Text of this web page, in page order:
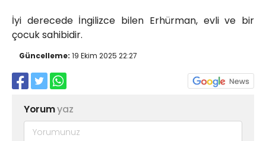
İyi derecede İngilizce bilen Erhürman, evli ve bir
çocuk sahibidir.
Güncelleme: 19 Ekim 2025 22:27
Yorumyaz